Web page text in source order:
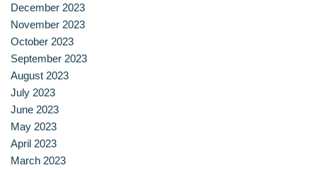
ปริญญาตรี
ผู้ปกครอง
พันธมิตร
รวมเรื่องขนมไทย
รายงานผลการดำเนินงาน
December 2023
November 2023
October 2023
September 2023
August 2023
July 2023
June 2023
May 2023
April 2023
March 2023